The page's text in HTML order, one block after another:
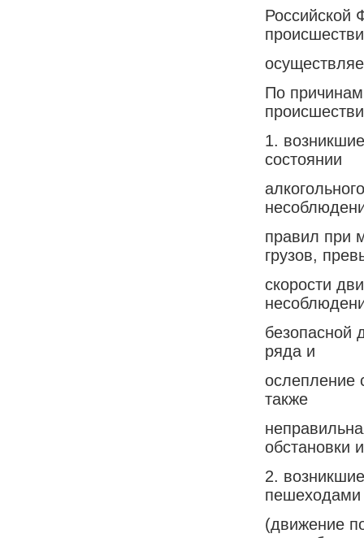
Российской
По
1.
состоянии
правил при
грузов,
скорости
безопасной
ряда и
ослепление
также
обстановки
2.
пешеходами
(движение